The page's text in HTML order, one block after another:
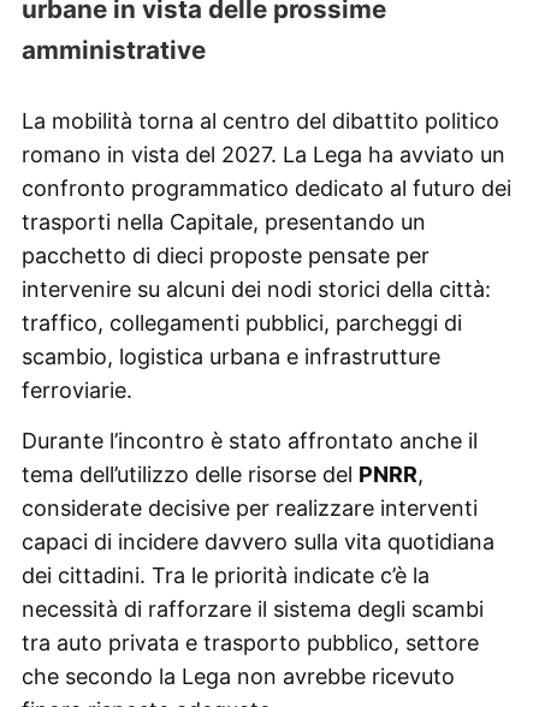
urbane in vista delle prossime
amministrative
La mobilità torna al centro del dibattito politico
romano in vista del 2027. La Lega ha avviato un
confronto programmatico dedicato al futuro dei
trasporti nella Capitale, presentando un
pacchetto di dieci proposte pensate per
intervenire su alcuni dei nodi storici della città:
traffico, collegamenti pubblici, parcheggi di
scambio, logistica urbana e infrastrutture
ferroviarie.
Durante l’incontro è stato affrontato anche il
tema dell’utilizzo delle risorse del PNRR,
considerate decisive per realizzare interventi
capaci di incidere davvero sulla vita quotidiana
dei cittadini. Tra le priorità indicate c’è la
necessità di rafforzare il sistema degli scambi
tra auto privata e trasporto pubblico, settore
che secondo la Lega non avrebbe ricevuto